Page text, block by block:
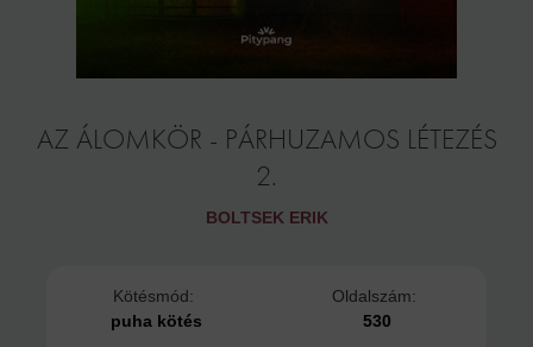
AZ ÁLOMKÖR - PÁRHUZAMOS LÉTEZÉS
2.
BOLTSEK ERIK
Kötésmód:
puha kötés
Oldalszám:
530